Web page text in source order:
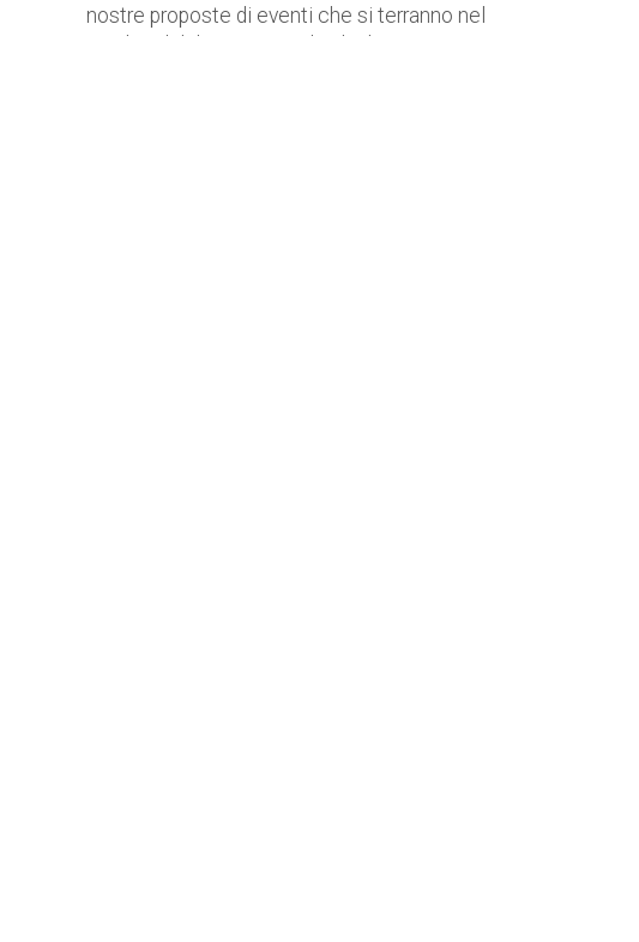
nostre proposte di eventi che si terranno nel